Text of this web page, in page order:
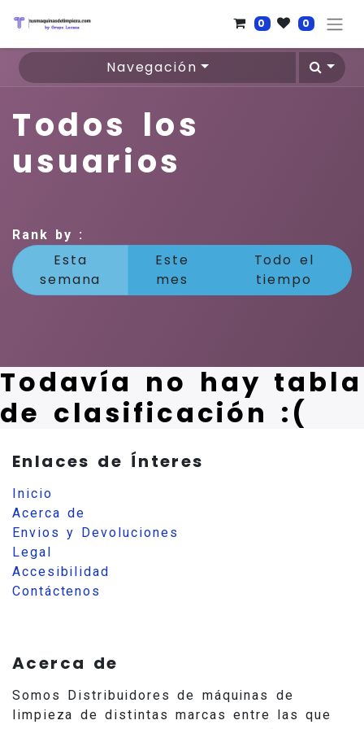
0 0
Navegación
Todos los
usuarios
Rank by :
Esta
semana
Este
mes
Todo el
tiempo
Todavía no hay tabla
de clasificación :(
Enlaces de Ínteres
Inicio
Acerca de
Envios y Devoluciones
Legal
Accesibilidad
Contáctenos
Acerca de
Somos Distribuidores de máquinas de
limpieza de distintas marcas entre las que